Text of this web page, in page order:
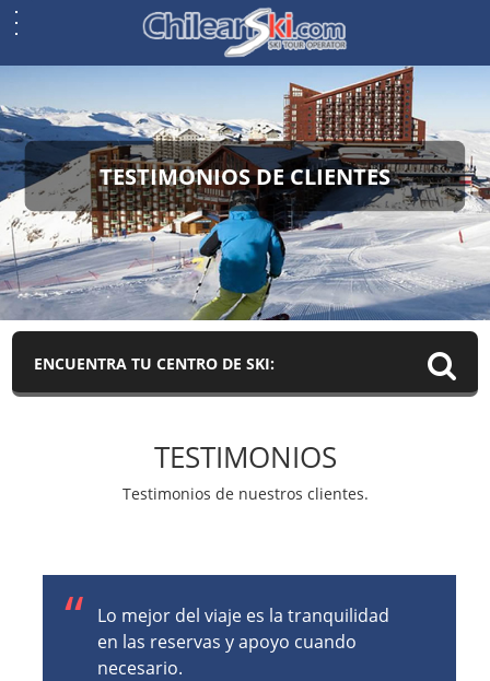
TESTIMONIOS DE CLIENTES
ENCUENTRA TU CENTRO DE SKI:
TESTIMONIOS
Testimonios de nuestros clientes.
Lo mejor del viaje es la tranquilidad
en las reservas y apoyo cuando
necesario.